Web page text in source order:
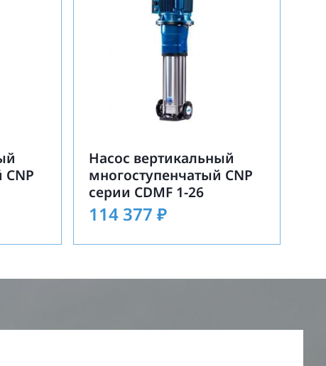
Насос вертикальный
многоступенчатый CNP
серии CDMF 1-26
114 377 ₽